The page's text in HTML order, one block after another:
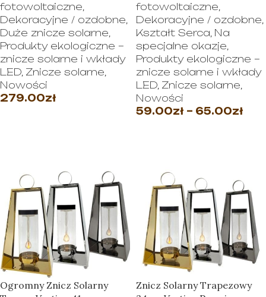
fotowoltaiczne,
Dekoracyjne / ozdobne,
Duże znicze solarne,
Produkty ekologiczne –
znicze solarne i wkłady
LED, Znicze solarne,
Nowości
279.00zł
fotowoltaiczne,
Dekoracyjne / ozdobne,
Kształt Serca, Na
specjalne okazje,
Produkty ekologiczne –
znicze solarne i wkłady
LED, Znicze solarne,
Nowości
59.00zł – 65.00zł
Ogromny Znicz Solarny
Znicz Solarny Trapezowy